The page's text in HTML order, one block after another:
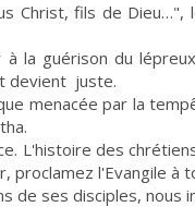
Christ, fils de
la guérison du
devient juste.
menacée par la
L'histoire des
proclamez l'Evangile à
de ses disciples,